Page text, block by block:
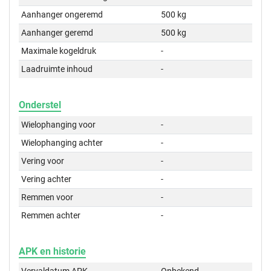
Aanhanger ongeremd
500 kg
Aanhanger geremd
500 kg
Maximale kogeldruk
-
Laadruimte inhoud
-
Onderstel
Wielophanging voor
-
Wielophanging achter
-
Vering voor
-
Vering achter
-
Remmen voor
-
Remmen achter
-
APK en historie